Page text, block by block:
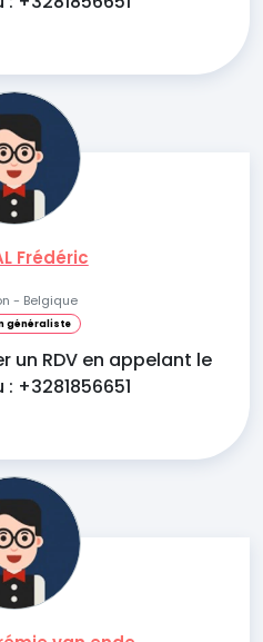
Frédéric
- Belgique
généraliste
un RDV en appelant le
+3281856651